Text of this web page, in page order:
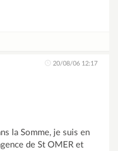
20/08/06 12:17
la Somme, je suis en
de St OMER et